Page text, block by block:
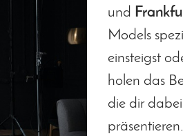
und
Models
einsteigst
holen das
die dir
präsentieren.